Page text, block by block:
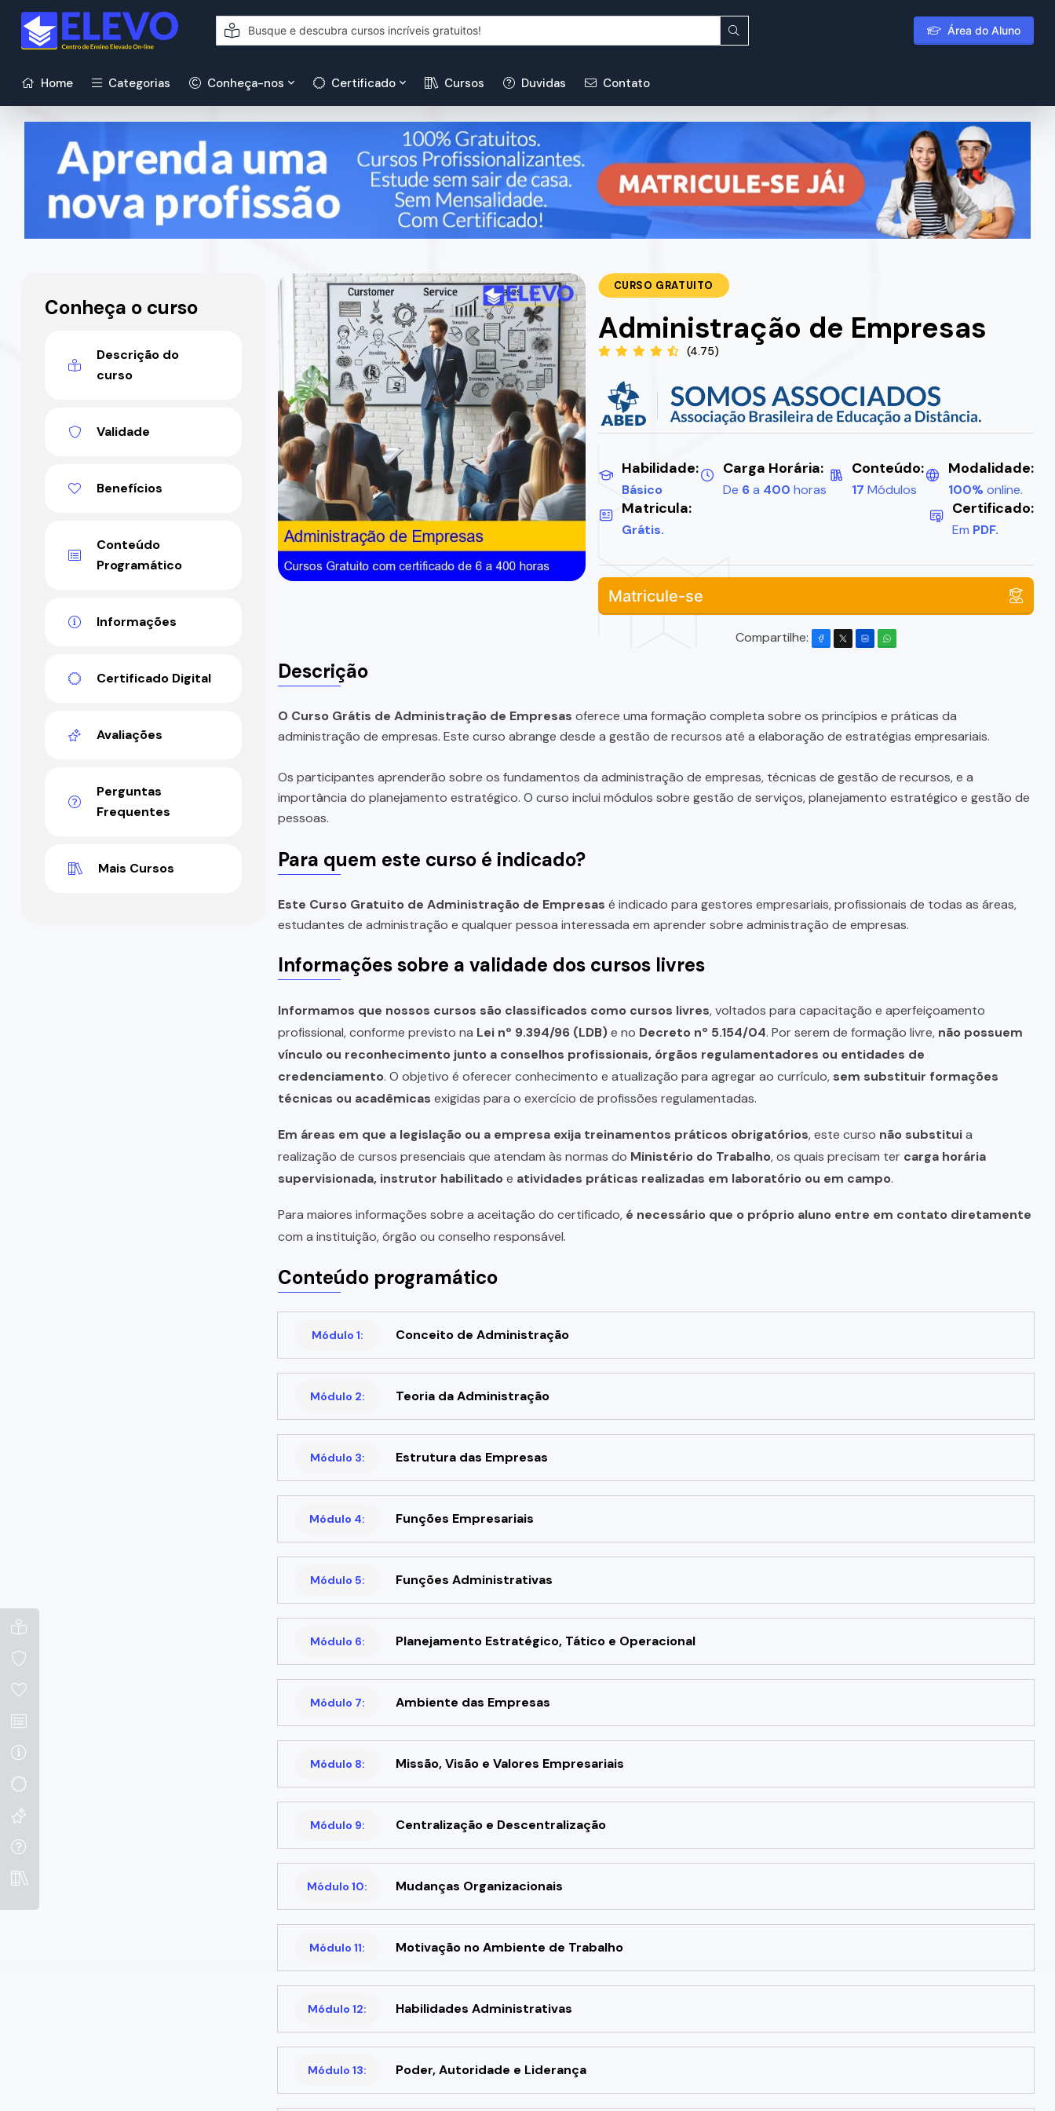
Área do Aluno
Home Categorias Conheça-nos Certificado Cursos Duvidas Contato
CURSO GRATUITO
Administração de Empresas
(4.75)
Habilidade:
Básico
Carga Horária:
De 6a 400 horas
Conteúdo:
17 Módulos
Modalidade:
100%online.
Matricula:
Grátis.
Certificado:
Em PDF.
Matricule-se
Compartilhe:
Descrição
O Curso Grátis de Administração de Empresas oferece uma formação completa sobre os princípios e práticas da
administração de empresas. Este curso abrange desde a gestão de recursos até a elaboração de estratégias empresariais.
Os participantes aprenderão sobre os fundamentos da administração de empresas, técnicas de gestão de recursos, e a
importância do planejamento estratégico. O curso inclui módulos sobre gestão de serviços, planejamento estratégico e gestão de
pessoas.
Para quem este curso é indicado?
Este Curso Gratuito de Administração de Empresas é indicado para gestores empresariais, profissionais de todas as áreas,
estudantes de administração e qualquer pessoa interessada em aprender sobre administração de empresas.
Informações sobre a validade dos cursos livres
Informamos que nossos cursos são classificados como cursos livres, voltados para capacitação e aperfeiçoamento
profissional, conforme previsto na Lei nº 9.394/96 (LDB)e no Decreto nº 5.154/04. Por serem de formação livre, não possuem
vínculo ou reconhecimento junto a conselhos profissionais, órgãos regulamentadores ou entidades de
credenciamento. O objetivo é oferecer conhecimento e atualização para agregar ao currículo, sem substituir formações
técnicas ou acadêmicas exigidas para o exercício de profissões regulamentadas.
Em áreas em que a legislação ou a empresa exija treinamentos práticos obrigatórios, este curso não substituia
realização de cursos presenciais que atendam às normas do Ministério do Trabalho, os quais precisam ter carga horária
supervisionada, instrutor habilitadoe atividades práticas realizadas em laboratório ou em campo.
Para maiores informações sobre a aceitação do certificado, é necessário que o próprio aluno entre em contato diretamente
com a instituição, órgão ou conselho responsável.
Conteúdo programático
Módulo 1: Conceito de Administração
Módulo 2: Teoria da Administração
Módulo 3: Estrutura das Empresas
Módulo 4: Funções Empresariais
Módulo 5: Funções Administrativas
Módulo 6: Planejamento Estratégico, Tático e Operacional
Módulo 7: Ambiente das Empresas
Módulo 8: Missão, Visão e Valores Empresariais
Módulo 9: Centralização e Descentralização
Módulo 10: Mudanças Organizacionais
Módulo 11: Motivação no Ambiente de Trabalho
Módulo 12: Habilidades Administrativas
Módulo 13: Poder, Autoridade e Liderança
Conheça o curso
Descrição do
curso
Validade
Benefícios
Conteúdo
Programático
Informações
Certificado Digital
Avaliações
Perguntas
Frequentes
Mais Cursos